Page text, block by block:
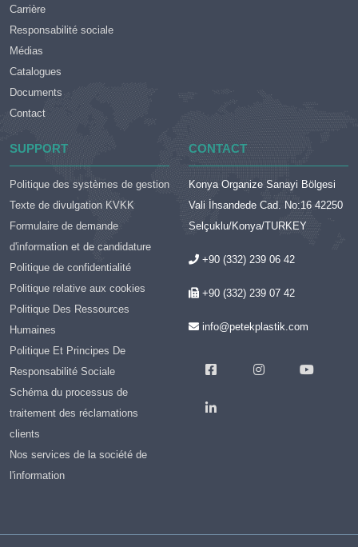
Carrière
Responsabilité sociale
Médias
Catalogues
Documents
Contact
SUPPORT
Politique des systèmes de gestion
Texte de divulgation KVKK
Formulaire de demande
d'information et de candidature
Politique de confidentialité
Politique relative aux cookies
Politique Des Ressources
Humaines
Politique Et Principes De
Responsabilité Sociale
Schéma du processus de
traitement des réclamations
clients
Nos services de la société de
l'information
CONTACT
Konya Organize Sanayi Bölgesi
Vali İhsandede Cad. No:16 42250
Selçuklu/Konya/TURKEY
+90 (332) 239 06 42
+90 (332) 239 07 42
info@petekplastik.com